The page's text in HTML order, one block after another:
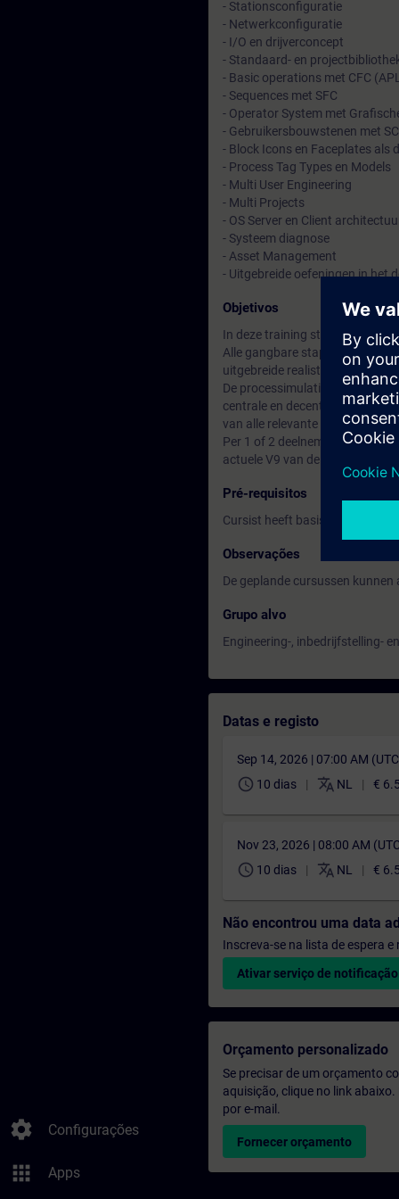
settings Configurações
apps Apps
- Stationsconfiguratie
- Netwerkconfiguratie
- I/O en drijverconcept
- Standaard- en
- Basic operations met CFC
- Sequences met SFC
- Operator System met
- Gebruikersbouwstenen met
- Block Icons en Faceplates als
- Process Tag Types en Models
- Multi User Engineering
- Multi Projects
- OS Server en Client
- Systeem diagnose
- Asset Management
- Uitgebreide oefeningen in het
Objetivos
In deze training staat het
Alle gangbare stappen van
uitgebreide realistische
De processimulatie draait
centrale en decentrale I/O.
van alle relevante
Per 1 of 2 deelnemers wordt
actuele V9 van de SIMATIC PCS
Pré-requisitos
Cursist heeft basiskennis van
Observações
De geplande cursussen
Grupo alvo
Engineering-, inbedrijfstelling-
Datas e registo
Sep 14, 2026 | 07:00 AM
schedule 10 dias translate NL €
Nov 23, 2026 | 08:00 AM
schedule 10 dias translate NL €
Não encontrou uma data
Inscreva-se na lista de espera
Ativar serviço de notificação
Orçamento personalizado
Se precisar de um orçamento
aquisição, clique no link
por e-mail.
Fornecer orçamento